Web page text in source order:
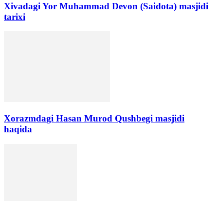
Xivadagi Yor Muhammad Devon (Saidota) masjidi
tarixi
Xorazmdagi Hasan Murod Qushbegi masjidi
haqida